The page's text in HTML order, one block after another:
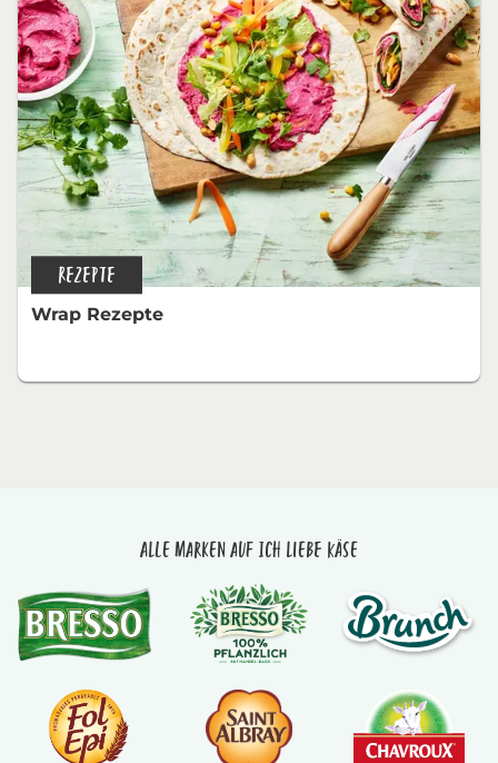
REZEPTE
Wrap Rezepte
Alle Marken auf Ich liebe Käse